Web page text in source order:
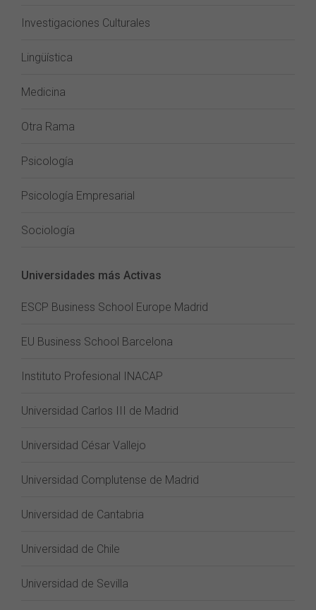
Investigaciones Culturales
Lingüística
Medicina
Otra Rama
Psicología
Psicología Empresarial
Sociología
Universidades más Activas
ESCP Business School Europe Madrid
EU Business School Barcelona
Instituto Profesional INACAP
Universidad Carlos III de Madrid
Universidad César Vallejo
Universidad Complutense de Madrid
Universidad de Cantabria
Universidad de Chile
Universidad de Sevilla